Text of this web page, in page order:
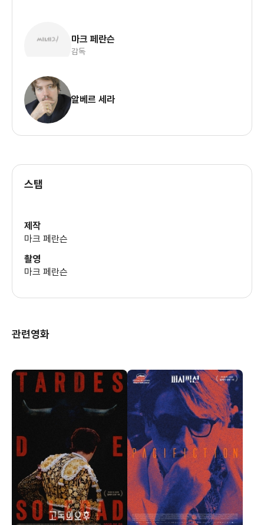
마크 페란슨
감독
알베르 세라
스탭
제작
마크 페란슨
촬영
마크 페란슨
관련영화